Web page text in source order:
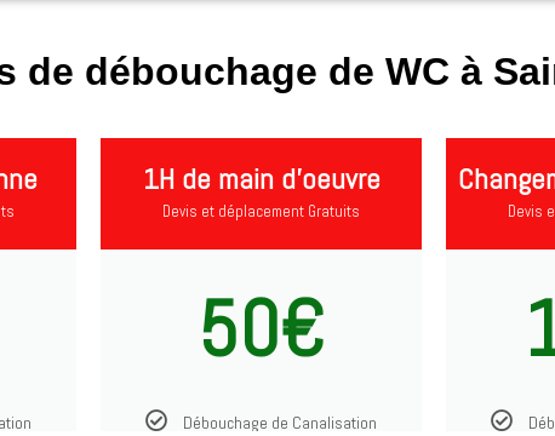
de débouchage de WC à
1H de main d'oeuvre
Devis et déplacement Gratuits
50€
Débouchage de Canalisation
Devis